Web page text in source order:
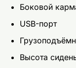
Боковой
USB-порт
Высота